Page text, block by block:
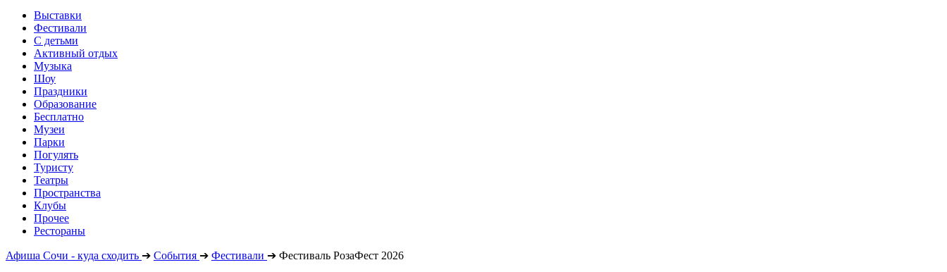
Выставки
Фестивали
С детьми
Активный отдых
Музыка
Шоу
Праздники
Образование
Бесплатно
Музеи
Парки
Погулять
Туристу
Театры
Пространства
Клубы
Прочее
Рестораны
Афиша Сочи - куда сходить ➔ События ➔ Фестивали ➔ Фестиваль РозаФест 2026